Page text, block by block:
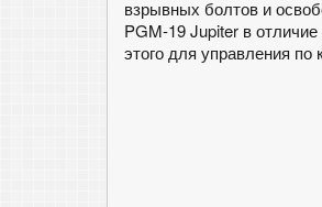
взрывных болтов и
PGM-19 Jupiter в
этого для управления по